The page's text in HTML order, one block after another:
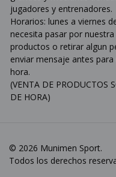
jugadores y entrenadores.
Horarios: lunes a viernes
necesita pasar por
productos o retirar algun
enviar mensaje antes
hora.
(VENTA DE PRODUCTOS
DE HORA)
© 2026 Munimen Sport.
Todos los derechos